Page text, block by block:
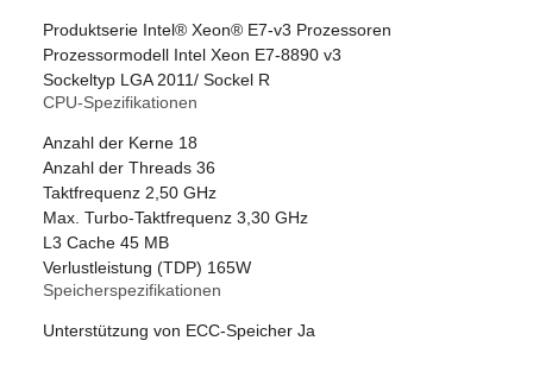
Produktserie Intel® Xeon® E7-v3 Prozessoren
Prozessormodell Intel Xeon E7-8890 v3
Sockeltyp LGA 2011/ Sockel R
CPU-Spezifikationen
Anzahl der Kerne 18
Anzahl der Threads 36
Taktfrequenz 2,50 GHz
Max. Turbo-Taktfrequenz 3,30 GHz
L3 Cache 45 MB
Verlustleistung (TDP) 165W
Speicherspezifikationen
Unterstützung von ECC-Speicher Ja